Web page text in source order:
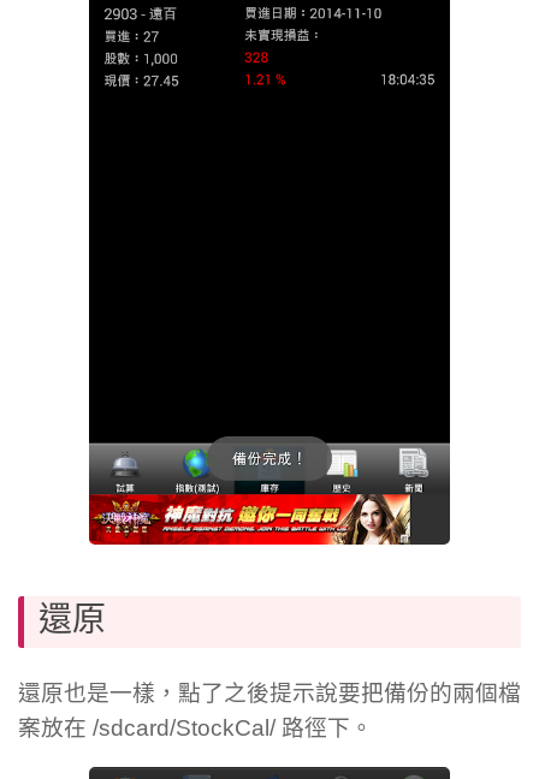
還原
還原也是一樣，點了之後提示說要把備份的兩個檔
案放在 /sdcard/StockCal/ 路徑下。